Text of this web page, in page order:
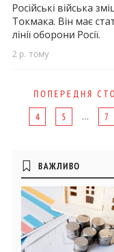
Російські війська
Токмака. Він має
лінії оборони Росії.
2 р. тому
Page
navigation
ПОПЕРЕДНЯ
4
5 … 7
Бічні
віджети
ВАЖЛИВО